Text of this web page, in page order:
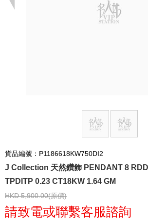
貨品編號：P1186618KW750DI2
J Collection 天然鑽飾 PENDANT 8
TPDITP 0.23 CT18KW 1.64 GM
HKD 5,900.00(原價)
請致電或聯繫客服諮詢